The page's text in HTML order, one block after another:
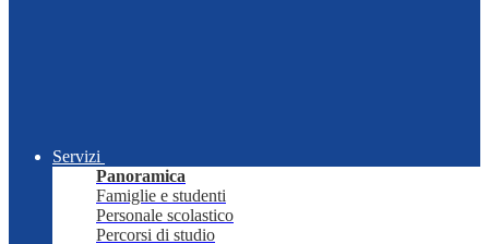
Servizi
Panoramica
Famiglie e studenti
Personale scolastico
Percorsi di studio